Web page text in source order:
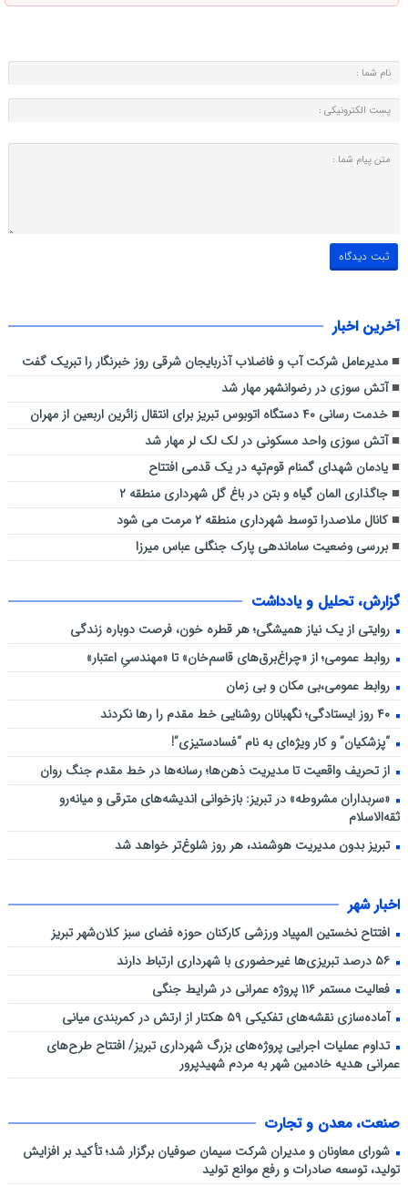
آخرین اخبار
مدیرعامل شرکت آب و فاضلاب آذربایجان شرقی روز خبرنگار را تبریک گفت
آتش سوزی در رضوانشهر مهار شد
خدمت رسانی ۴۰ دستگاه اتوبوس تبریز برای انتقال زائرین اربعین از مهران
آتش سوزی واحد مسکونی در لک لک لر مهار شد
یادمان شهدای گمنام قوم‌تپه در یک قدمی افتتاح
جاگذاری المان گیاه و بتن در باغ گل شهرداری منطقه ۲
کانال ملاصدرا توسط شهرداری منطقه ۲ مرمت می شود
بررسی وضعیت ساماندهی پارک جنگلی عباس میرزا
گزارش، تحلیل و یادداشت
روایتی از یک نیاز همیشگی؛ هر قطره خون، فرصت دوباره زندگی
روابط عمومی؛ از «چراغ‌برق‌های قاسم‌خان» تا «مهندسیِ اعتبار»
روابط عمومی،بی مکان و بی زمان
۴۰ روز ایستادگی؛ نگهبانان روشنایی خط مقدم را رها نکردند
“پزشکیان” و کار ویژه‌ای به نام “فسادستیزی”!
از تحریف واقعیت تا مدیریت ذهن‌ها؛ رسانه‌ها در خط مقدم جنگ روان
«سربداران مشروطه» در تبریز: بازخوانی اندیشه‌های مترقی و میانه‌رو
ثقه‌الاسلام
تبریز بدون مدیریت هوشمند، هر روز شلوغ‌تر خواهد شد
اخبار شهر
افتتاح نخستین المپیاد ورزشی کارکنان حوزه فضای سبز کلان‌شهر تبریز
۵۶ درصد تبریزی‌ها غیرحضوری با شهرداری ارتباط دارند
فعالیت مستمر ۱۱۶ پروژه عمرانی در شرایط جنگی
آماده‌سازی نقشه‌های تفکیکی ۵۹ هکتار از ارتش در کمربندی میانی
تداوم عملیات اجرایی پروژه‌های بزرگ شهرداری تبریز/ افتتاح طرح‌های
عمرانی هدیه خادمین شهر به مردم شهیدپرور
صنعت، معدن و تجارت
شورای معاونان و مدیران شرکت سیمان صوفیان برگزار شد؛ تأکید بر افزایش
تولید، توسعه صادرات و رفع موانع تولید